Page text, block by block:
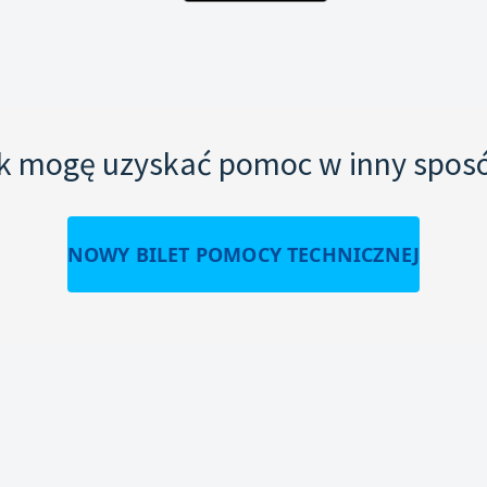
mogę uzyskać pomoc w inny
NOWY BILET POMOCY TECHNICZNEJ